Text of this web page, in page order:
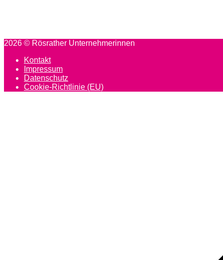
2026 © Rösrather Unternehmerinnen
Kontakt
Impressum
Datenschutz
Cookie-Richtlinie (EU)